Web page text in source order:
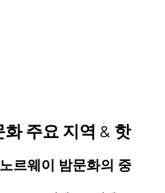
주요 지역 & 핫
르웨이 밤문화의 중